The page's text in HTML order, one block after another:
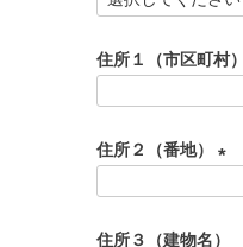
)(
須
住所１（市区町村）
住所２（番地）
住所３（建物名）